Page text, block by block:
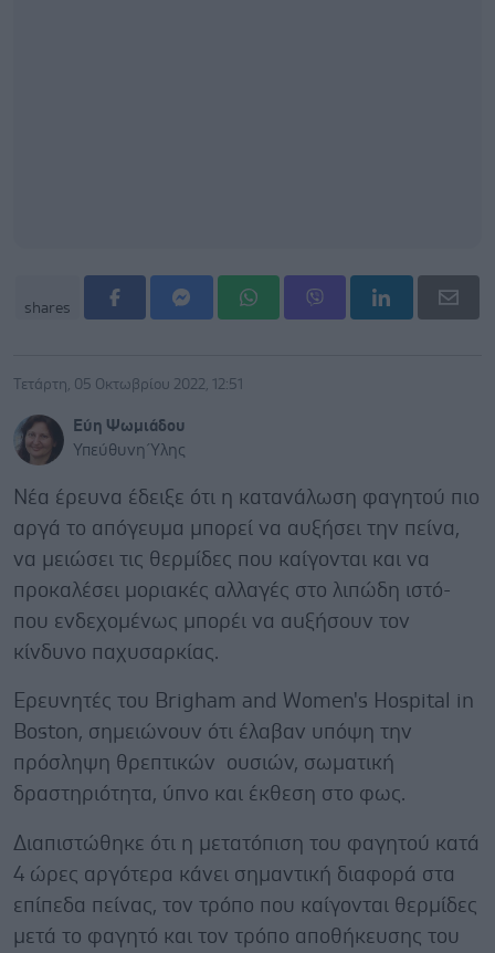
shares
Τετάρτη, 05 Οκτωβρίου 2022, 12:51
Εύη Ψωμιάδου
Υπεύθυνη Ύλης
Νέα έρευνα έδειξε ότι η κατανάλωση φαγητού πιο
αργά το απόγευμα μπορεί να αυξήσει την πείνα,
να μειώσει τις θερμίδες που καίγονται και να
προκαλέσει μοριακές αλλαγές στο λιπώδη ιστό-
που ενδεχομένως μπoρέι να αuξήσουν τον
κίνδυνο παχυσαρκίας.
Ερευνητές του Brigham and Women's Hospital in
Boston, σημειώνουν ότι έλαβαν υπόψη την
πρόσληψη θρεπτικών ουσιών, σωματική
δραστηριότητα, ύπνο και έκθεση στο φως.
Διαπιστώθηκε ότι η μετατόπιση του φαγητού κατά
4 ώρες αργότερα κάνει σημαντική διαφορά στα
επίπεδα πείνας, τον τρόπο που καίγονται θερμίδες
μετά το φαγητό και τον τρόπο αποθήκευσης του